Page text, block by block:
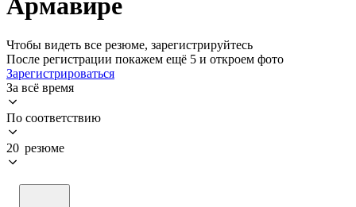
Армавире
Чтобы видеть все резюме, зарегистрируйтесь
После регистрации покажем ещё 5 и откроем фото
Зарегистрироваться
За всё время
По соответствию
20 резюме